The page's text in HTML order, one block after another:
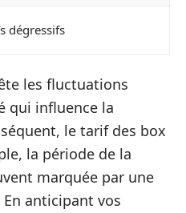
dégressifs
les fluctuations
qui influence la
le tarif des box
la période de la
marquée par une
anticipant vos